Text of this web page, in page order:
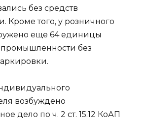
без средств
Кроме того, у розничного
еще 64 единицы
промышленности без
возбуждено
дело по ч. 2 ст. 15.12 КоАП